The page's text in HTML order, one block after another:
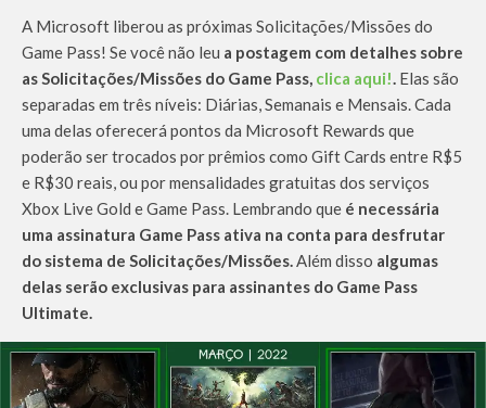
A Microsoft liberou as próximas Solicitações/Missões do
Game Pass! Se você não leu a postagem com detalhes sobre
as Solicitações/Missões do Game Pass, clica aqui!. Elas são
separadas em três níveis: Diárias, Semanais e Mensais. Cada
uma delas oferecerá pontos da Microsoft Rewards que
poderão ser trocados por prêmios como Gift Cards entre R$5
e R$30 reais, ou por mensalidades gratuitas dos serviços
Xbox Live Gold e Game Pass. Lembrando que é necessária
uma assinatura Game Pass ativa na conta para desfrutar
do sistema de Solicitações/Missões.Além disso algumas
delas serão exclusivas para assinantes do Game Pass
Ultimate.